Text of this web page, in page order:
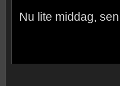
Nu lite middag,